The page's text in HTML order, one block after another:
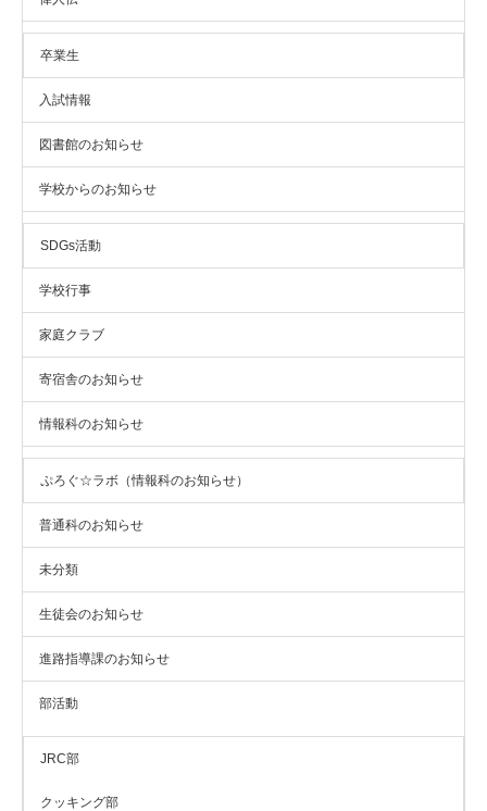
卒業生
入試情報
図書館のお知らせ
学校からのお知らせ
SDGs活動
学校行事
家庭クラブ
寄宿舎のお知らせ
情報科のお知らせ
ぷろぐ☆ラボ（情報科のお知らせ）
普通科のお知らせ
未分類
生徒会のお知らせ
進路指導課のお知らせ
部活動
JRC部
クッキング部